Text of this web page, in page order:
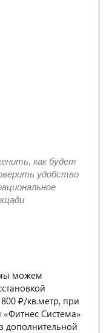
можем
₽/кв.метр, при
Система»
дополнительной
как будет
удобство